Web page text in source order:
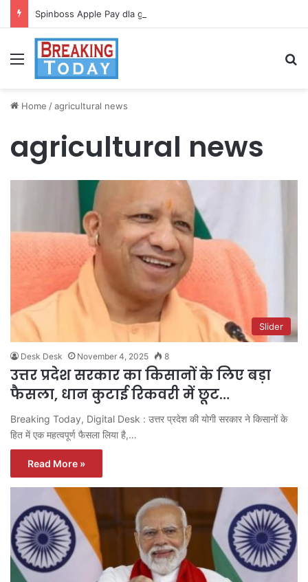
Spinboss Apple Pay dla graczy na iPhone
Menu
Home /agricultural news
agricultural news
Slider
Desk Desk November 4, 2025 8
उत्तर प्रदेश सरकार का किसानों के लिए बड़ा
फैसला, धान कुटाई रिकवरी में छूट…
Breaking Today, Digital Desk : उत्तर प्रदेश की योगी सरकार ने किसानों के
हित में एक महत्वपूर्ण फैसला लिया है,…
Read More »